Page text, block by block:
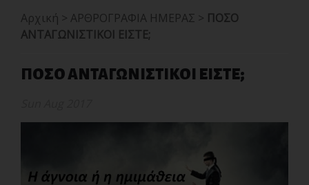
Αρχική > ΑΡΘΡΟΓΡΑΦΙΑ ΗΜΕΡΑΣ > ΠΟΣΟ
ΑΝΤΑΓΩΝΙΣΤΙΚΟΙ ΕΙΣΤΕ;
ΠΟΣΟ ΑΝΤΑΓΩΝΙΣΤΙΚΟΙ ΕΙΣΤΕ;